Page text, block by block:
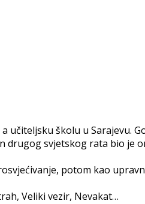
školu u Sarajevu.
drugog svjetskog rata bio je
potom kao
Veliki vezir, Nevakat…